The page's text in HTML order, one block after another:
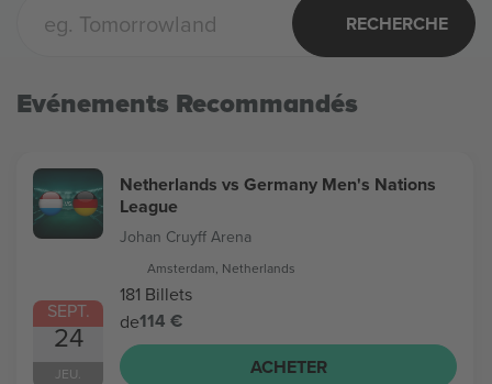
RECHERCHE
Evénements Recommandés
SEPT.
24
JEU.
Netherlands vs Germany Men's Nations
League
Johan Cruyff Arena
Amsterdam, Netherlands
181 Billets
de114 €
ACHETER